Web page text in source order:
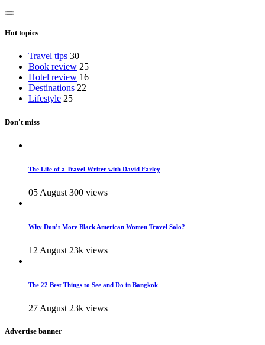
Hot topics
Travel tips 30
Book review 25
Hotel review 16
Destinations 22
Lifestyle 25
Don't miss
The Life of a Travel Writer with David Farley
05 August 300 views
Why Don’t More Black American Women Travel Solo?
12 August 23k views
The 22 Best Things to See and Do in Bangkok
27 August 23k views
Advertise banner